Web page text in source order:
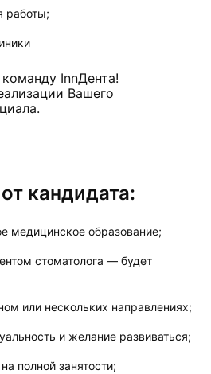
работы;
InnДента!
Вашего
кандидата:
медицинское образование;
стоматолога — будет
или нескольких направлениях;
и желание развиваться;
полной занятости;